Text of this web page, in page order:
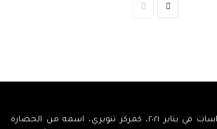
الصفحة
تأسس مركز رع للدراسات في يناير ٢٠٢١، كمركز تنويري، اسمه من الحضارة